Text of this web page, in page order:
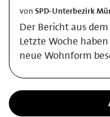
von SPD-Unterbezirk
Der Bericht aus
Letzte Woche
neue Wohnform